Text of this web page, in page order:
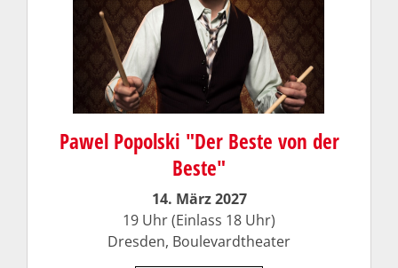
Pawel Popolski "Der Beste von der
Beste"
14. März 2027
19 Uhr (Einlass 18 Uhr)
Dresden, Boulevardtheater